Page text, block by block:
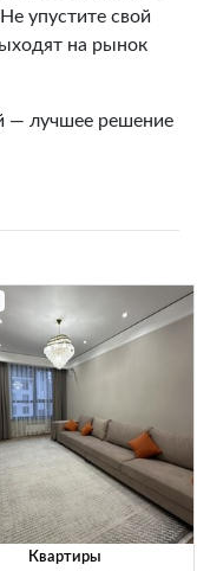
упустите свой
на рынок
— лучшее решение
Квартиры